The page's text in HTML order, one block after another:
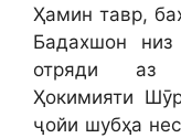
Ҳамин тавр,
Бадахшон
отряди аз
Ҳокимияти
ҷойи шубҳа